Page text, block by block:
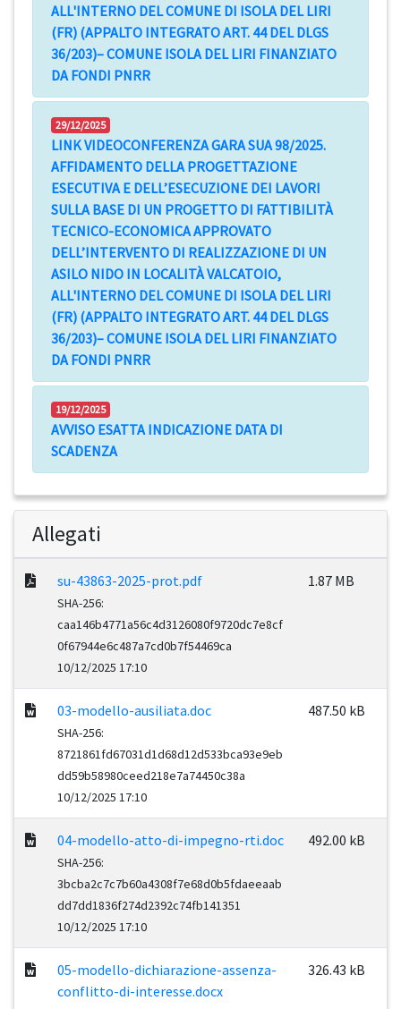
ALL'INTERNO DEL COMUNE DI ISOLA DEL LIRI
(FR) (APPALTO INTEGRATO ART. 44 DEL DLGS
36/203)– COMUNE ISOLA DEL LIRI FINANZIATO
DA FONDI PNRR
29/12/2025
LINK VIDEOCONFERENZA GARA SUA 98/2025.
AFFIDAMENTO DELLA PROGETTAZIONE
ESECUTIVA E DELL’ESECUZIONE DEI LAVORI
SULLA BASE DI UN PROGETTO DI FATTIBILITÀ
TECNICO-ECONOMICA APPROVATO
DELL’INTERVENTO DI REALIZZAZIONE DI UN
ASILO NIDO IN LOCALITÀ VALCATOIO,
ALL'INTERNO DEL COMUNE DI ISOLA DEL LIRI
(FR) (APPALTO INTEGRATO ART. 44 DEL DLGS
36/203)– COMUNE ISOLA DEL LIRI FINANZIATO
DA FONDI PNRR
19/12/2025
AVVISO ESATTA INDICAZIONE DATA DI
SCADENZA
Allegati
su-43863-2025-prot.pdf
SHA-256:
caa146b4771a56c4d3126080f9720dc7e8cf
0f67944e6c487a7cd0b7f54469ca
10/12/2025 17:10
1.87 MB
03-modello-ausiliata.doc
SHA-256:
8721861fd67031d1d68d12d533bca93e9eb
dd59b58980ceed218e7a74450c38a
10/12/2025 17:10
487.50 kB
04-modello-atto-di-impegno-rti.doc
SHA-256:
3bcba2c7c7b60a4308f7e68d0b5fdaeeaab
dd7dd1836f274d2392c74fb141351
10/12/2025 17:10
492.00 kB
05-modello-dichiarazione-assenza-
conflitto-di-interesse.docx
326.43 kB